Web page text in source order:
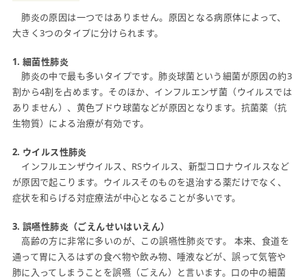
肺炎の原因は一つではありません。原因となる病原体によって、
大きく3つのタイプに分けられます。
1. 細菌性肺炎
肺炎の中で最も多いタイプです。肺炎球菌という細菌が原因の約3
割から4割を占めます。そのほか、インフルエンザ菌（ウイルスでは
ありません）、黄色ブドウ球菌などが原因となります。抗菌薬（抗
生物質）による治療が有効です。
2. ウイルス性肺炎
インフルエンザウイルス、RSウイルス、新型コロナウイルスなど
が原因で起こります。ウイルスそのものを退治する薬だけでなく、
症状を和らげる対症療法が中心となることが多いです。
3. 誤嚥性肺炎（ごえんせいはいえん）
高齢の方に非常に多いのが、この誤嚥性肺炎です。 本来、食道を
通って胃に入るはずの食べ物や飲み物、唾液などが、誤って気管や
肺に入ってしまうことを誤嚥（ごえん）と言います。口の中の細菌